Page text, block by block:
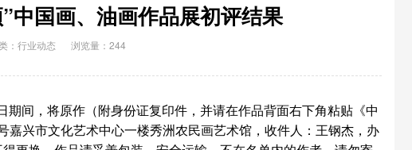
中国画、油画作品展初评结果
： 行业动态 浏览量：244
间，将原作（附身份证复印件，并请在作品背面右下角粘贴《中
兴市文化艺术中心一楼秀洲农民画艺术馆，收件人：王钢杰，办